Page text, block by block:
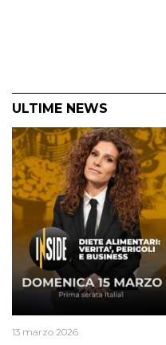
ULTIME NEWS
13 marzo 2026